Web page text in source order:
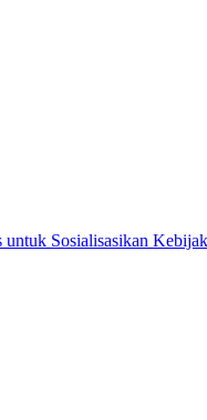
Sosialisasikan